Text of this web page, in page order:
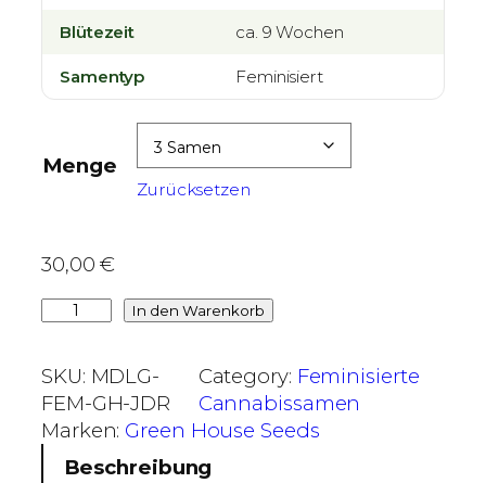
0
,
0
b
7
5
,
0
Blütezeit ca. 9 Wochen
Samentyp Feminisiert
Menge
Zurücksetzen
30,00€
c
k
s
In den Warenkorb
SKU: MDLG-
FEM-GH-JDR
Category: Feminisierte
Cannabissamen
Marken: Green House Seeds
Beschreibung